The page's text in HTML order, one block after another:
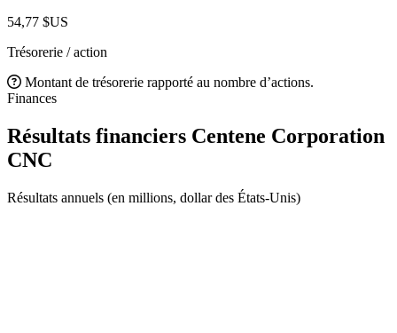
54,77 $US
Trésorerie / action
Montant de trésorerie rapporté au nombre d’actions.
Finances
Résultats financiers Centene Corporation
CNC
Résultats annuels (en millions, dollar des États-Unis)